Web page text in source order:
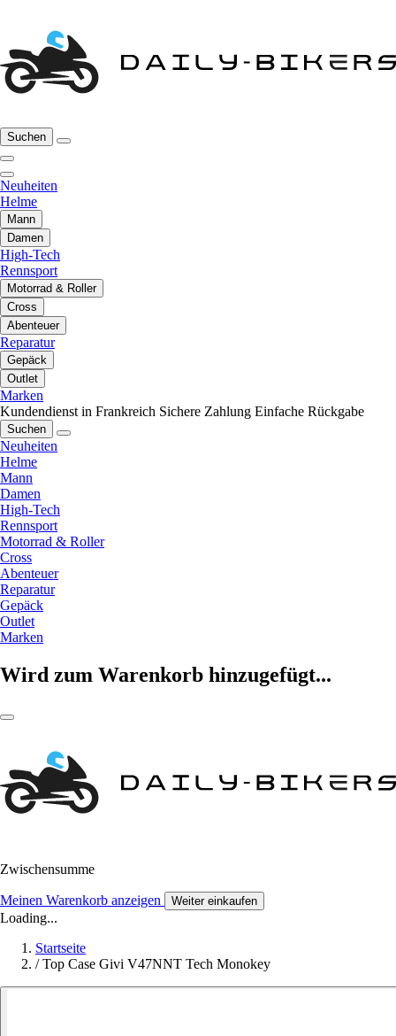
Suchen
Neuheiten
Helme
Mann
Damen
High-Tech
Rennsport
Motorrad & Roller
Cross
Abenteuer
Reparatur
Gepäck
Outlet
Marken
Kundendienst in Frankreich Sichere Zahlung Einfache Rückgabe
Suchen
Neuheiten
Helme
Mann
Damen
High-Tech
Rennsport
Motorrad & Roller
Cross
Abenteuer
Reparatur
Gepäck
Outlet
Marken
Wird zum Warenkorb hinzugefügt...
Zwischensumme
Meinen Warenkorb anzeigen Weiter einkaufen
Loading...
Startseite
/ Top Case Givi V47NNT Tech Monokey